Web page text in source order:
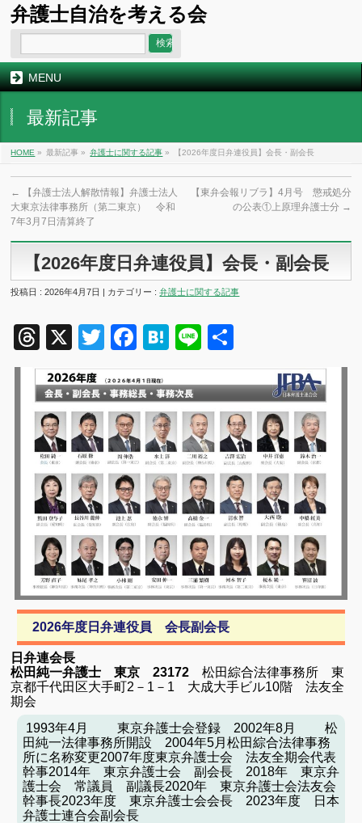
弁護士自治を考える会
MENU
最新記事
HOME » 最新記事 » 弁護士に関する記事 » 【2026年度日弁連役員】会長・副会長
←
【弁護士法人解散情報】弁護士法人
大東京法律事務所（第二東京） 令和
7年3月7日清算終了
【東弁会報リブラ】4月号 懲戒処分
の公表①上原理弁護士分 →
【2026年度日弁連役員】会長・副会長
投稿日 : 2026年4月7日 | カテゴリー :弁護士に関する記事
Threads
X TwitterFacebook
Hatena
Line
2026年度日弁連役員 会長副会長
日弁連会長
松田純一弁護士 東京 23172 松田綜合法律事務所 東
京都千代田区大手町2－1－1 大成大手ビル10階 法友全
期会
1993年4月 東京弁護士会登録 2002年8月 松
田純一法律事務所開設 2004年5月松田綜合法律事務
所に名称変更2007年度東京弁護士会 法友全期会代表
幹事2014年 東京弁護士会 副会長 2018年 東京弁
護士会 常議員 副議長2020年 東京弁護士会法友会
幹事長2023年度 東京弁護士会会長 2023年度 日本
弁護士連合会副会長